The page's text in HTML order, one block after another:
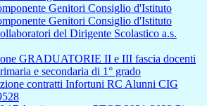
Genitori Consiglio d'Istituto
Genitori Consiglio d'Istituto
del Dirigente Scolastico a.s.
GRADUATORIE II e III fascia docenti
e secondaria di 1° grado
contratti Infortuni RC Alunni CIG